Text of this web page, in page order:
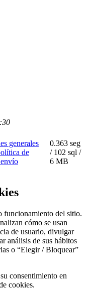
generales
de
envío
0.363 seg
/ 102 sql /
6 MB
funcionamiento del sitio.
cómo se usan
de usuario, divulgar
análisis de sus hábitos
o “Elegir / Bloquear”
consentimiento en
cookies.